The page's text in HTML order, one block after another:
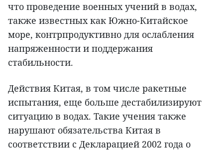
что проведение военных учений в водах,
также известных как Южно-Китайское
море, контрпродуктивно для ослабления
напряженности и поддержания
стабильности.
Действия Китая, в том числе ракетные
испытания, еще больше дестабилизируют
ситуацию в водах. Такие учения также
нарушают обязательства Китая в
соответствии с Декларацией 2002 года о